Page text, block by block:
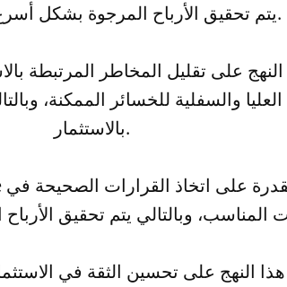
يتم تحقيق الأرباح المرجوة بشكل أسرع وأكثر فعالية.
النهج على تقليل المخاطر المرتبطة
والسفلية للخسائر الممكنة،
بالاستثمار.
هذا النهج على تحسين الثقة في